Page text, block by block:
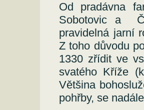
Od pradávna
Sobotovic a
pravidelná jarní
Z toho důvodu
1330 zřídit ve
svatého Kříže
Většina
pohřby, se